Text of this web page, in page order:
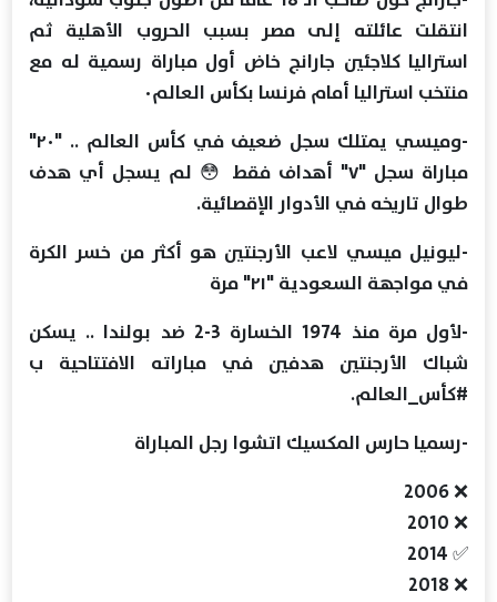
انتقلت عائلته إلى مصر بسبب الحروب الأهلية ثم
استراليا كلاجئين جارانج خاض أول مباراة رسمية له مع
منتخب استراليا أمام فرنسا بكأس العالم٠
‏-وميسي يمتلك سجل ضعيف في كأس العالم .. "٢٠"
مباراة سجل "٧" أهداف فقط 😳 لم يسجل أي هدف
طوال تاريخه في الأدوار الإقصائية.
‏-ليونيل ميسي لاعب الأرجنتين هو أكثر من خسر الكرة
في مواجهة السعودية "٢١" مرة
‏-لأول مرة منذ 1974 الخسارة 3-2 ضد بولندا .. يسكن
شباك الأرجنتين هدفين في مباراته الافتتاحية ب
-رسميا حارس المكسيك اتشوا رجل المباراة
❌ 2006
❌ 2010
✅ 2014
❌ 2018